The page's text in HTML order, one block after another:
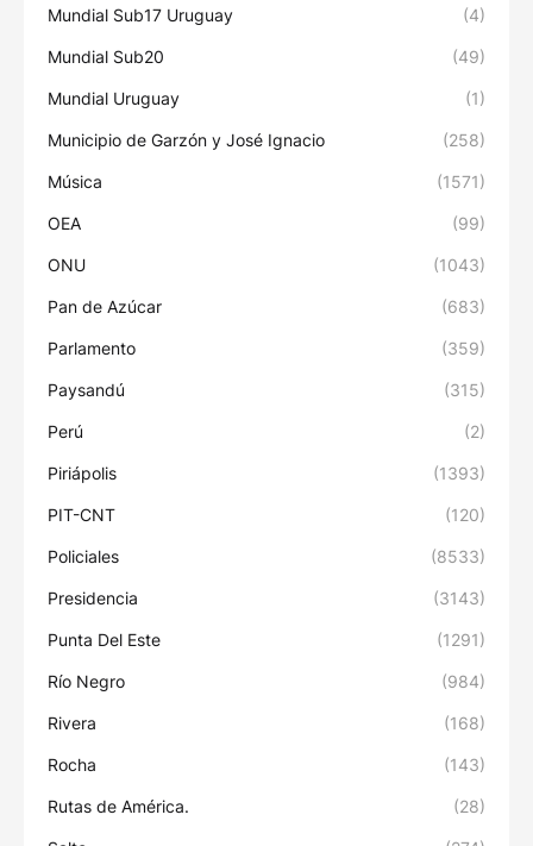
Mundial Sub17 Uruguay (4)
Mundial Sub20 (49)
Mundial Uruguay (1)
Municipio de Garzón y José Ignacio (258)
Música (1571)
OEA (99)
ONU (1043)
Pan de Azúcar (683)
Parlamento (359)
Paysandú (315)
Perú (2)
Piriápolis (1393)
PIT-CNT (120)
Policiales (8533)
Presidencia (3143)
Punta Del Este (1291)
Río Negro (984)
Rivera (168)
Rocha (143)
Rutas de América. (28)